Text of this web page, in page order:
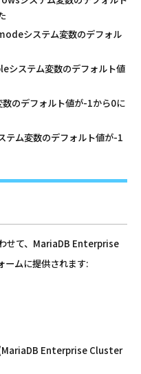
システム変数のデフォル
ステム変数のデフォルト値
のデフォルト値が-1から0に
ム変数のデフォルト値が-1
せて、MariaDB Enterprise
ムに提供されます:
Enterprise Cluster